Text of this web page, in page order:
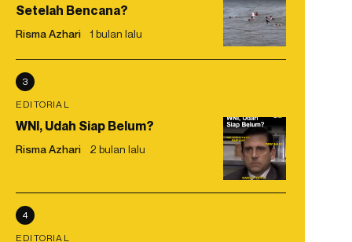
Setelah Bencana?
Risma Azhari 1 bulan lalu
3
EDITORIAL
WNI, Udah Siap Belum?
Risma Azhari 2 bulan lalu
4
EDITORIAL